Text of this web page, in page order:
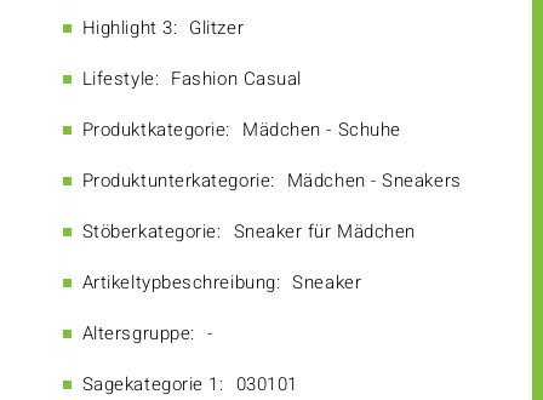
Highlight 3: Glitzer
Lifestyle: Fashion Casual
Produktkategorie: Mädchen - Schuhe
Produktunterkategorie: Mädchen - Sneakers
Stöberkategorie: Sneaker für Mädchen
Artikeltypbeschreibung: Sneaker
Altersgruppe: -
Sagekategorie 1: 030101